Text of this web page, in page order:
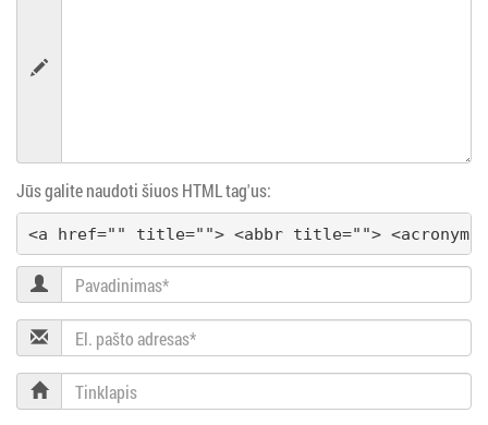
a
i
g
a
c
i
j
Jūs galite naudoti šiuos HTML tag'us:
<a href="" title=""> <abbr title=""> <acronym
Pavadinimas
El.
pašto
adresas
Tinklapis